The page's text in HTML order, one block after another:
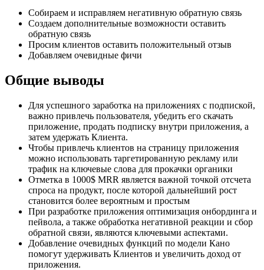
Собираем и исправляем негативную обратную связь
Создаем дополнительные возможности оставить
обратную связь
Просим клиентов оставить положительный отзыв
Добавляем очевидные фичи
Общие выводы
Для успешного заработка на приложениях с подпиской,
важно привлечь пользователя, убедить его скачать
приложение, продать подписку внутри приложения, а
затем удержать Клиента.
Чтобы привлечь клиентов на страницу приложения
можно использовать таргетированную рекламу или
трафик на ключевые слова для прокачки органики
Отметка в 1000$ MRR является важной точкой отсчета
спроса на продукт, после которой дальнейший рост
становится более вероятным и простым
При разработке приложения оптимизация онбординга и
пейвола, а также обработка негативной реакции и сбор
обратной связи, являются ключевыми аспектами.
Добавление очевидных функций по модели Кано
помогут удерживать Клиентов и увеличить доход от
приложения.